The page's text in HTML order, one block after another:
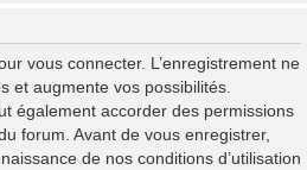
vous connecter. L’enregistrement ne
et augmente vos possibilités.
également accorder des permissions
forum. Avant de vous enregistrer,
de nos conditions d’utilisation